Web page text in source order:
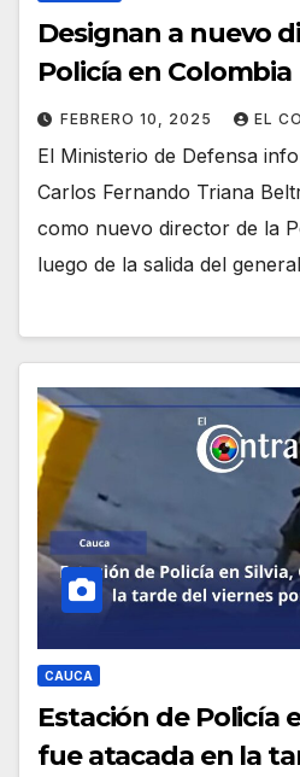
Designan a nuevo
Policía en Colombia
FEBRERO 10, 2025 EL
El Ministerio de Defensa
Carlos Fernando Triana
como nuevo director de la
luego de la salida del
CAUCA
Estación de Policía
fue atacada en la